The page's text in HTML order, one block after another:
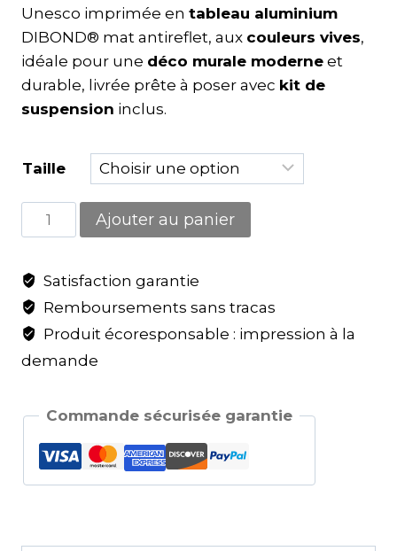
Unesco imprimée en tableau aluminium
DIBOND® mat antireflet, aux couleurs vives,
idéale pour une déco murale moderne et
durable, livrée prête à poser avec kit de
suspension inclus.
Taille
Ajouter au panier
Satisfaction garantie
Remboursements sans tracas
Produit écoresponsable : impression à la
demande
Commande sécurisée garantie